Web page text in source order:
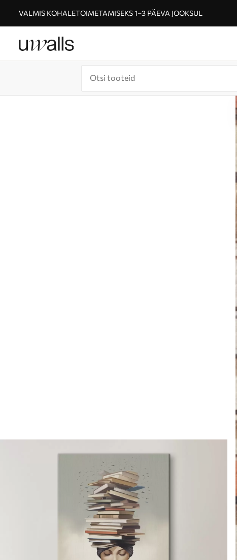
VALMIS KOHALETOIMETAMISEKS 1–3 PÄEVA JOOKSUL